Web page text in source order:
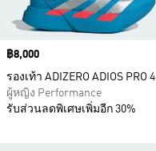
Price
฿8,000
รองเท้า ADIZERO ADIOS PRO 4
ผู้หญิง Performance
รับส่วนลดพิเศษเพิ่มอีก 30%